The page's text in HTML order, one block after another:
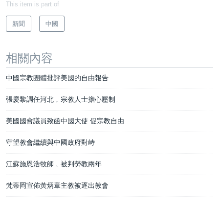
This item is part of
新聞 中國
相關內容
中國宗教團體批評美國的自由報告
張慶黎調任河北﹐宗教人士擔心壓制
美國國會議員致函中國大使 促宗教自由
守望教會繼續與中國政府對峙
江蘇施恩浩牧師﹐被判勞教兩年
梵蒂岡宣佈黃炳章主教被逐出教會